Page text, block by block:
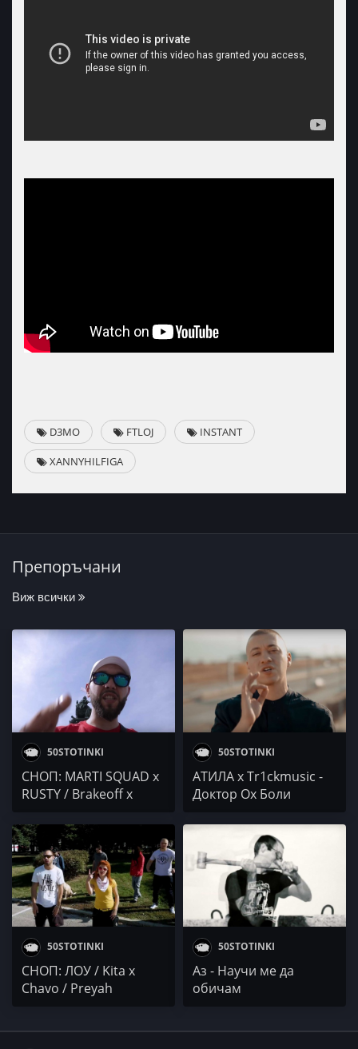
D3MO FTLOJ INSTANT
XANNYHILFIGA
Препоръчани
Виж всички
50STOTINKI
СНОП: MARTI SQUAD x
RUSTY / Brakeoff x
50STOTINKI
АТИЛА x Tr1ckmusic -
Доктор Ох Боли
50STOTINKI
СНОП: ЛОУ / Kita x
Chavo / Preyah
50STOTINKI
Аз - Научи ме да
обичам